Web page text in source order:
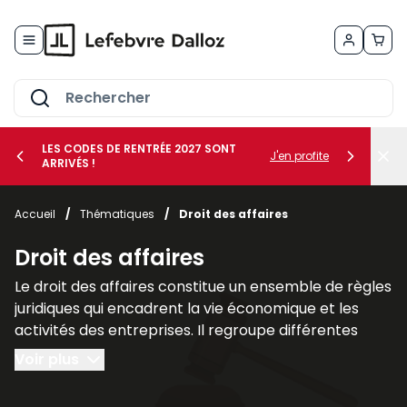
le sous-menu Vos métiers
le sous-menu Vos besoins
LES CODES DE RENTRÉE 2027 SONT
ARRIVÉS !
J'en profite
Accueil / Thématiques / Droit des affaires
Droit des affaires
Le droit des affaires constitue un ensemble de règles
juridiques qui encadrent la vie économique et les
activités des entreprises. Il regroupe différentes
branches du droit qui interviennent dans la création,
la gestion et la protection des sociétés ainsi que